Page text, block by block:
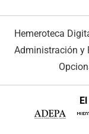
Hemeroteca
Administración y